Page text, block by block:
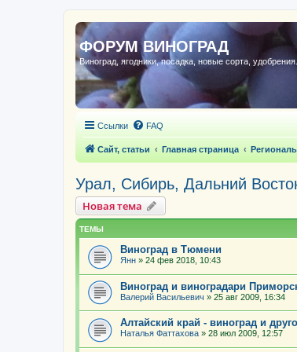
ФОРУМ ВИНОГРАД
Виноград, ягодники, посадка, новые сорта,
Ссылки FAQ
Сайт, статьи Главная страница
Урал, Сибирь, Дальний
Новая тема
ТЕМЫ
Виноград в Тюмени
Янн » 24 фев 2018, 10:43
Виноград и виноградари
Валерий Васильевич » 25 авг 2009, 16:34
Алтайский край - виноград и
Наталья Фаттахова » 28 июл 2009, 12:57